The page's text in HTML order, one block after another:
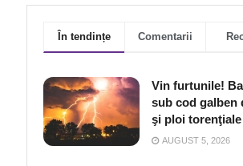
În tendințe Comentarii
Vin furtunile!
sub cod galben
şi ploi torenţiale
AUGUST 5, 2026